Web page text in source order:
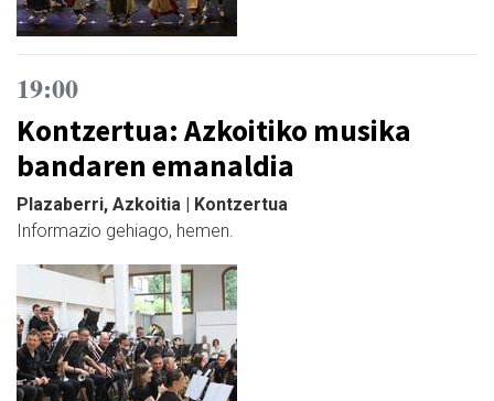
19:00
Kontzertua: Azkoitiko musika
bandaren emanaldia
Plazaberri, Azkoitia | Kontzertua
Informazio gehiago, hemen.